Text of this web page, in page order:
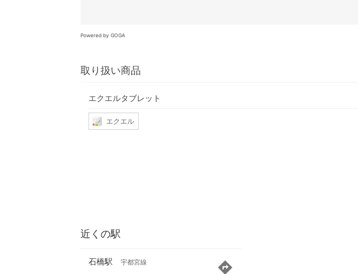
Powered by GOGA
取り扱い商品
エクエルタブレット
エクエル
近くの駅
石橋駅 宇都宮線